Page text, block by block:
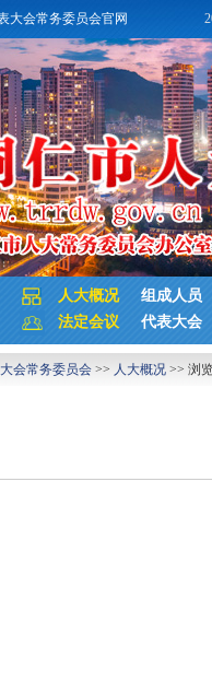
大会常务委员会官网
人大概况 组成人员
法定会议
代表大会
会常务委员会>> 人大概况>> 浏